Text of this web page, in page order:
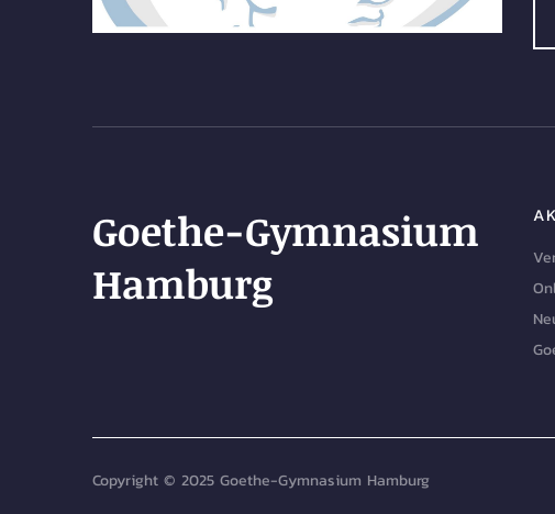
Goethe-Gymnasium
Hamburg
Copyright © 2025 Goethe-Gymnasium Hamburg